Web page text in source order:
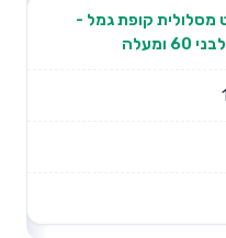
מסלולית קופת גמל -
ומעלה